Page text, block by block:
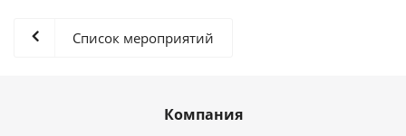
Список мероприятий
Компания